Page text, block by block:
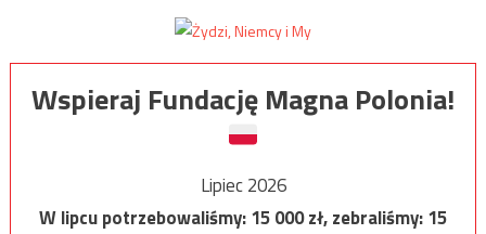
Wspieraj Fundację Magna Polonia!
Lipiec 2026
W lipcu potrzebowaliśmy:15 000zł, zebraliśmy:15